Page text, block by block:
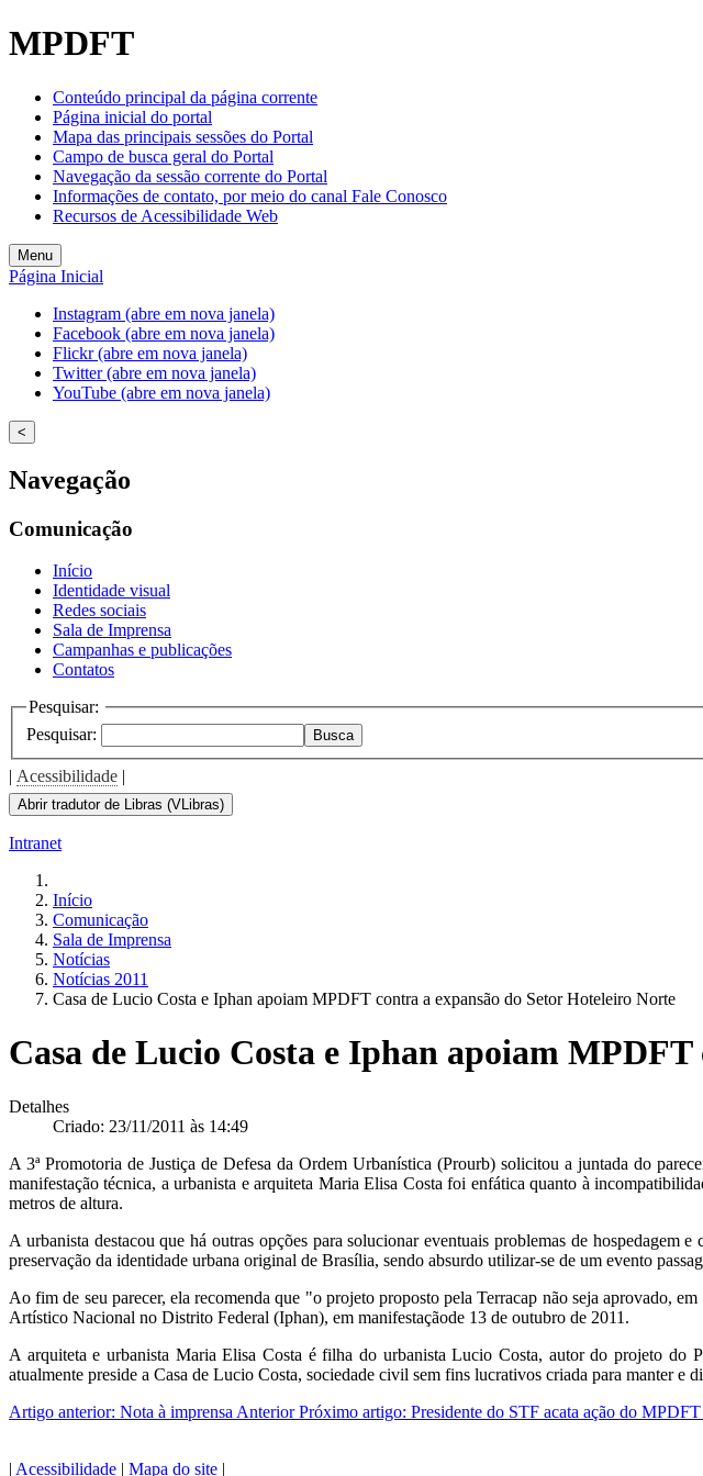
MPDFT
Conteúdo principal da página corrente
Página inicial do portal
Mapa das principais sessões do Portal
Campo de busca geral do Portal
Navegação da sessão corrente do Portal
Informações de contato, por meio do canal Fale Conosco
Recursos de Acessibilidade Web
Menu
Página Inicial
Instagram (abre em nova janela)
Facebook (abre em nova janela)
Flickr (abre em nova janela)
Twitter (abre em nova janela)
YouTube (abre em nova janela)
<
Navegação
Comunicação
Início
Identidade visual
Redes sociais
Sala de Imprensa
Campanhas e publicações
Contatos
Pesquisar:
Pesquisar:
Busca
| Acessibilidade |
Abrir tradutor de Libras (VLibras)
Intranet
Início
Comunicação
Sala de Imprensa
Notícias
Notícias 2011
Casa de Lucio Costa e Iphan apoiam MPDFT contra a expansão do Setor Hoteleiro Norte
Casa de Lucio Costa e Iphan apoiam
Detalhes
Criado: 23/11/2011 às 14:49
A 3ª Promotoria de Justiça de Defesa da Ordem Urbanística (Prourb) solicitou a juntada do
manifestação técnica, a urbanista e arquiteta Maria Elisa Costa foi enfática quanto à
metros de altura.
A urbanista destacou que há outras opções para solucionar eventuais problemas de
preservação da identidade urbana original de Brasília, sendo absurdo utilizar-se de um evento
Ao fim de seu parecer, ela recomenda que "o projeto proposto pela Terracap não seja aprovado,
Artístico Nacional no Distrito Federal (Iphan), em manifestaçãode 13 de outubro de 2011.
A arquiteta e urbanista Maria Elisa Costa é filha do urbanista Lucio Costa, autor do projeto
atualmente preside a Casa de Lucio Costa, sociedade civil sem fins lucrativos criada para manter e
Artigo anterior: Nota à imprensa Anterior Próximo artigo: Presidente do STF acata ação do
| Acessibilidade | Mapa do site |